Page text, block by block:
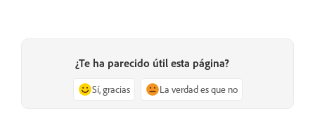
¿Te ha parecido útil esta página?
Sí, gracias La verdad es que no